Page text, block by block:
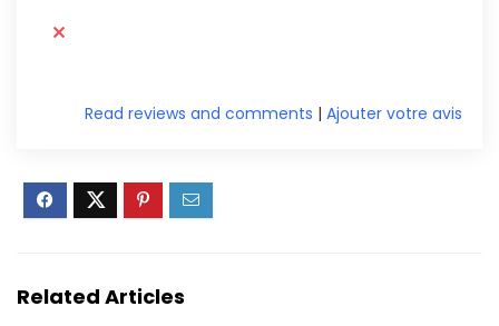
Ajouter votre avis
|
Read reviews and comments
Related Articles